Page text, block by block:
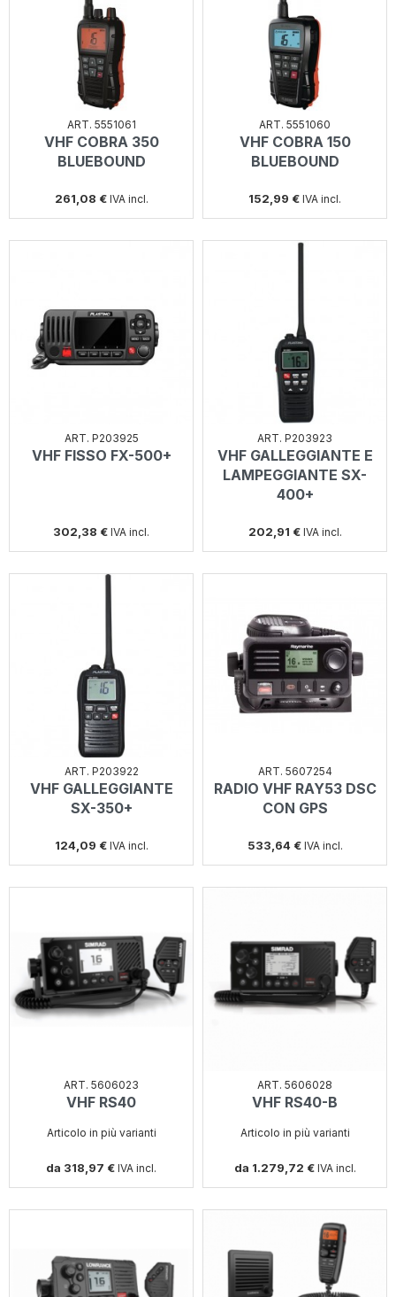
ART. 5551061
VHF COBRA 350
BLUEBOUND
261,08 € IVA incl.
ART. 5551060
VHF COBRA 150
BLUEBOUND
152,99 € IVA incl.
ART. P203925
VHF FISSO FX-500+
302,38 € IVA incl.
ART. P203923
VHF GALLEGGIANTE E
LAMPEGGIANTE SX-
400+
202,91 € IVA incl.
ART. P203922
VHF GALLEGGIANTE
SX-350+
124,09 € IVA incl.
ART. 5607254
RADIO VHF RAY53 DSC
CON GPS
533,64 € IVA incl.
ART. 5606023
VHF RS40
Articolo in più varianti
da 318,97 € IVA incl.
ART. 5606028
VHF RS40-B
Articolo in più varianti
da 1.279,72 € IVA incl.